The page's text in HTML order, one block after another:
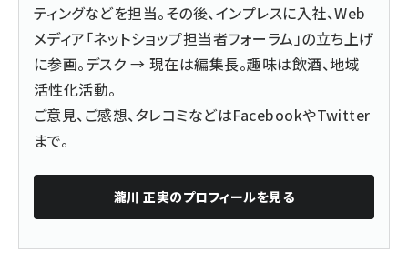
ティングなどを担当。その後、インプレスに入社、Web
メディア「ネットショップ担当者フォーラム」の立ち上げ
に参画。デスク → 現在は編集長。趣味は飲酒、地域
活性化活動。
ご意見、ご感想、タレコミなどはFacebookやTwitter
まで。
瀧川 正実のプロフィールを見る